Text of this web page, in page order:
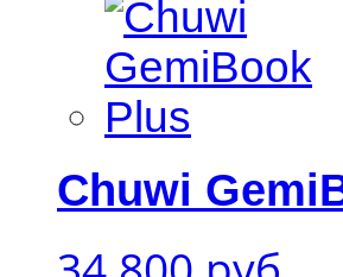
Chuwi